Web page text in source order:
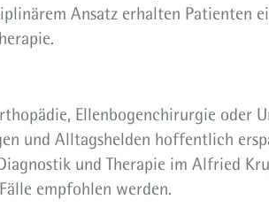
Ansatz erhalten Patienten
Ellenbogenchirurgie oder
und Alltagshelden hoffentlich
und Therapie im Alfried
empfohlen werden.